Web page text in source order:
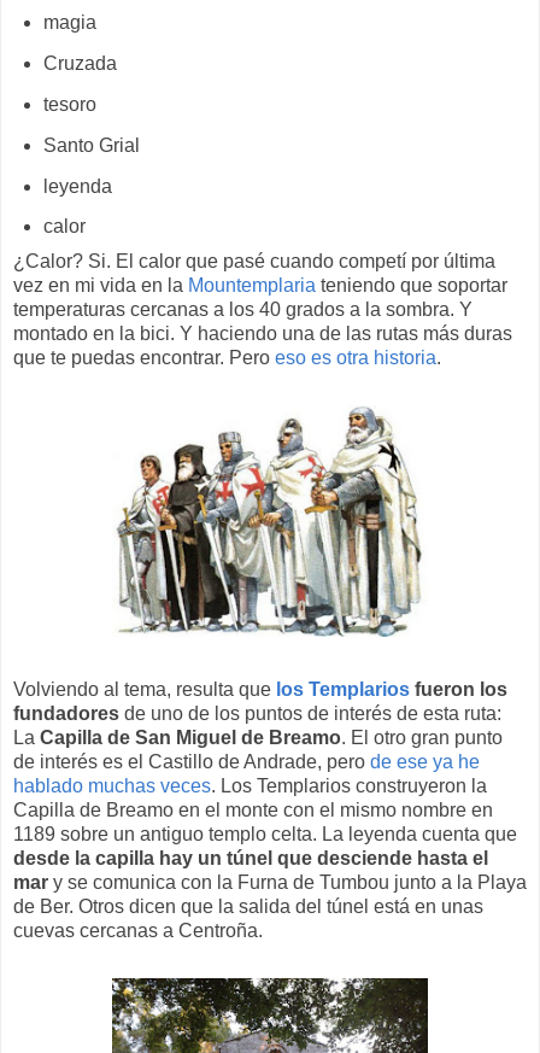
magia
Cruzada
tesoro
Santo Grial
leyenda
calor
¿Calor? Si. El calor que pasé cuando competí por última
vez en mi vida en la Mountemplaria teniendo que soportar
temperaturas cercanas a los 40 grados a la sombra. Y
montado en la bici. Y haciendo una de las rutas más duras
que te puedas encontrar. Pero eso es otra historia.
Volviendo al tema, resulta que los Templarios fueron los
fundadores de uno de los puntos de interés de esta ruta:
La Capilla de San Miguel de Breamo. El otro gran punto
de interés es el Castillo de Andrade, pero de ese ya he
hablado muchas veces. Los Templarios construyeron la
Capilla de Breamo en el monte con el mismo nombre en
1189 sobre un antiguo templo celta. La leyenda cuenta que
desde la capilla hay un túnel que desciende hasta el
mar y se comunica con la Furna de Tumbou junto a la Playa
de Ber. Otros dicen que la salida del túnel está en unas
cuevas cercanas a Centroña.